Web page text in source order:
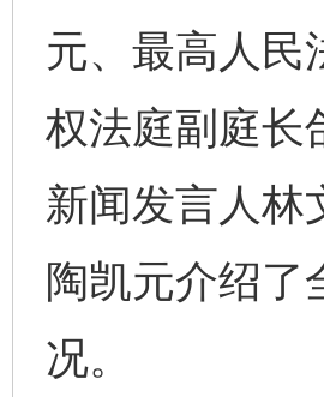
元、最高人民
权法庭副庭长
新闻发言人林
陶凯元介绍了
况。